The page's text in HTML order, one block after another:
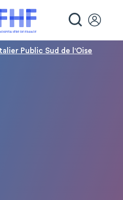
Public Sud de l'Oise